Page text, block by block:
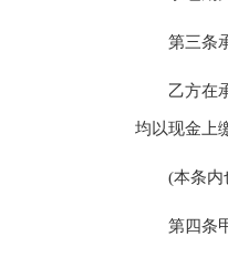
第三条承
乙方在承
均以现金上
(本条内也
第四条甲